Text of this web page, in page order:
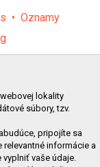
Oznamy
Katalógy
Bazár
lokality
súbory, tzv.
pripojíte sa
relevantné informácie a
vaše údaje.